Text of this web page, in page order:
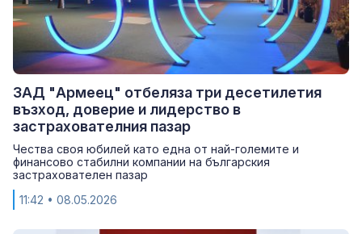
ЗАД "Армеец" отбеляза три десетилетия
възход, доверие и лидерство в
застрахователния пазар
Чества своя юбилей като една от най-големите и
финансово стабилни компании на българския
застрахователен пазар
11:42 • 08.05.2026